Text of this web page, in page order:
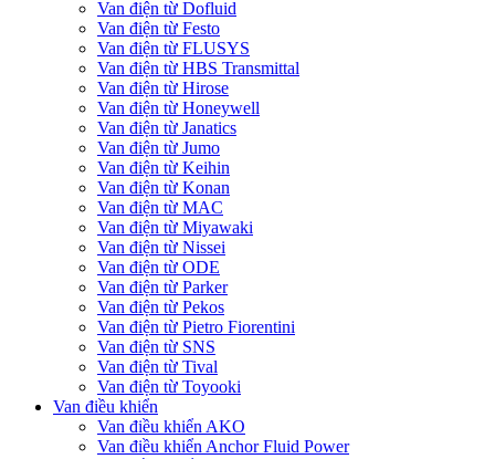
Van điện từ Dofluid
Van điện từ Festo
Van điện từ FLUSYS
Van điện từ HBS Transmittal
Van điện từ Hirose
Van điện từ Honeywell
Van điện từ Janatics
Van điện từ Jumo
Van điện từ Keihin
Van điện từ Konan
Van điện từ MAC
Van điện từ Miyawaki
Van điện từ Nissei
Van điện từ ODE
Van điện từ Parker
Van điện từ Pekos
Van điện từ Pietro Fiorentini
Van điện từ SNS
Van điện từ Tival
Van điện từ Toyooki
Van điều khiển
Van điều khiển AKO
Van điều khiển Anchor Fluid Power